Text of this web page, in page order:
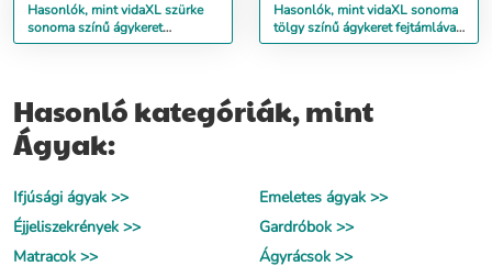
Hasonlók, mint vidaXL szürke
sonoma színű ágykeret
fejtámlával 140 x 190 cm
Hasonlók, mint vidaXL sonoma
tölgy színű ágykeret fejtámlával
140 x 190 cm
Hasonló kategóriák, mint
Ágyak:
Ifjúsági ágyak >>
Emeletes ágyak >>
Éjjeliszekrények >>
Gardróbok >>
Matracok >>
Ágyrácsok >>